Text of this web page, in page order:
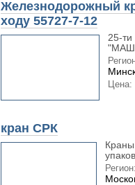
Железнодорожный
ходу 55727-7-12
25-
Цена:
кран СРК